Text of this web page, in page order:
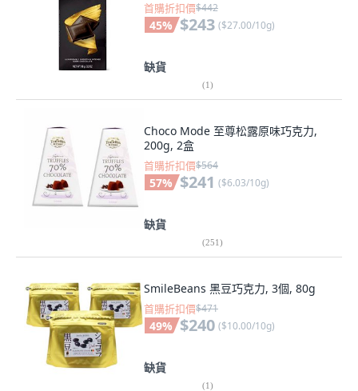
首購折扣價$442
45% $243 ($27.00/10g)
缺貨
(1)
Choco Mode 至尊松露原味巧克力,
200g, 2盒
首購折扣價$564
57% $241 ($6.03/10g)
缺貨
(251)
SmileBeans 黑豆巧克力, 3個, 80g
首購折扣價$471
49% $240 ($10.00/10g)
缺貨
(1)